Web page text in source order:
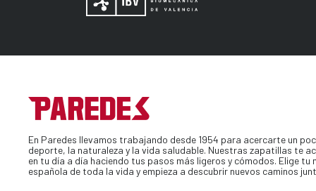
En Paredes llevamos trabajando desde 1954 para acercarte un
deporte, la naturaleza y la vida saludable. Nuestras zapatillas te
en tu día a día haciendo tus pasos más ligeros y cómodos. Elige tu
española de toda la vida y empieza a descubrir nuevos caminos